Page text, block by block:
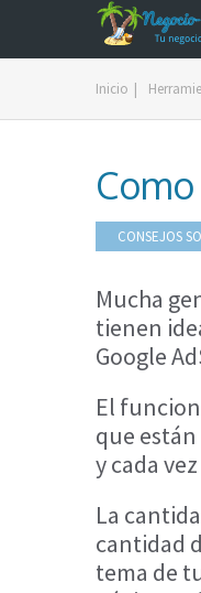
Inicio |
CONSEJOS
Mucha
tienen
Google
El
que
y cada
La
cantidad
tema de